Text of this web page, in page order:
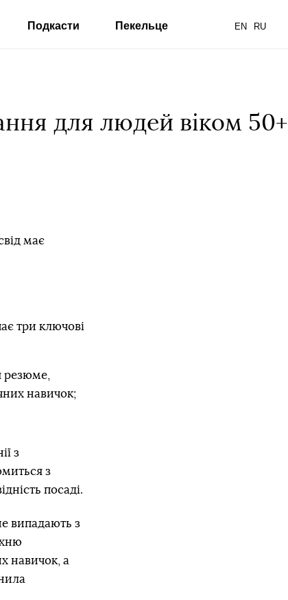
EN RU
Подкасти Пекельце
для людей віком 50+
має
три ключові
резюме,
навичок;
з
з
посаді.
випадають з
навичок, а